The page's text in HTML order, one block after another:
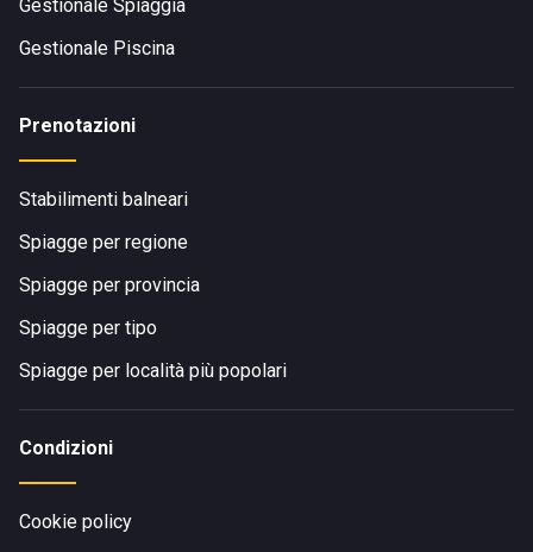
Gestionale Spiaggia
Gestionale Piscina
Prenotazioni
Stabilimenti balneari
Spiagge per regione
Spiagge per provincia
Spiagge per tipo
Spiagge per località più popolari
Condizioni
Cookie policy